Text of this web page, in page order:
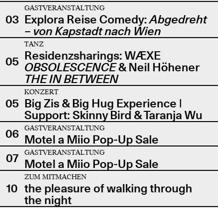
03
GASTVERANSTALTUNG
Explora Reise Comedy:Abgedreht
– von Kapstadt nach Wien
05
TANZ
Residenzsharings: WÆXE
OBSOLESCENCE& Neil Höhener
THE IN BETWEEN
05
KONZERT
Big Zis & Big Hug Experience |
Support: Skinny Bird & Taranja Wu
06
GASTVERANSTALTUNG
Motel a Miio Pop-Up Sale
07
GASTVERANSTALTUNG
Motel a Miio Pop-Up Sale
10
ZUM MITMACHEN
the pleasure of walking through
the night